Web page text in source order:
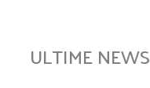
ULTIME NEWS